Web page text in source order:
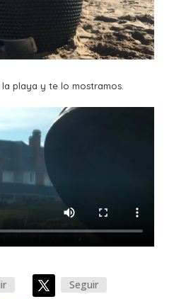
playa y te lo mostramos.
Seguir